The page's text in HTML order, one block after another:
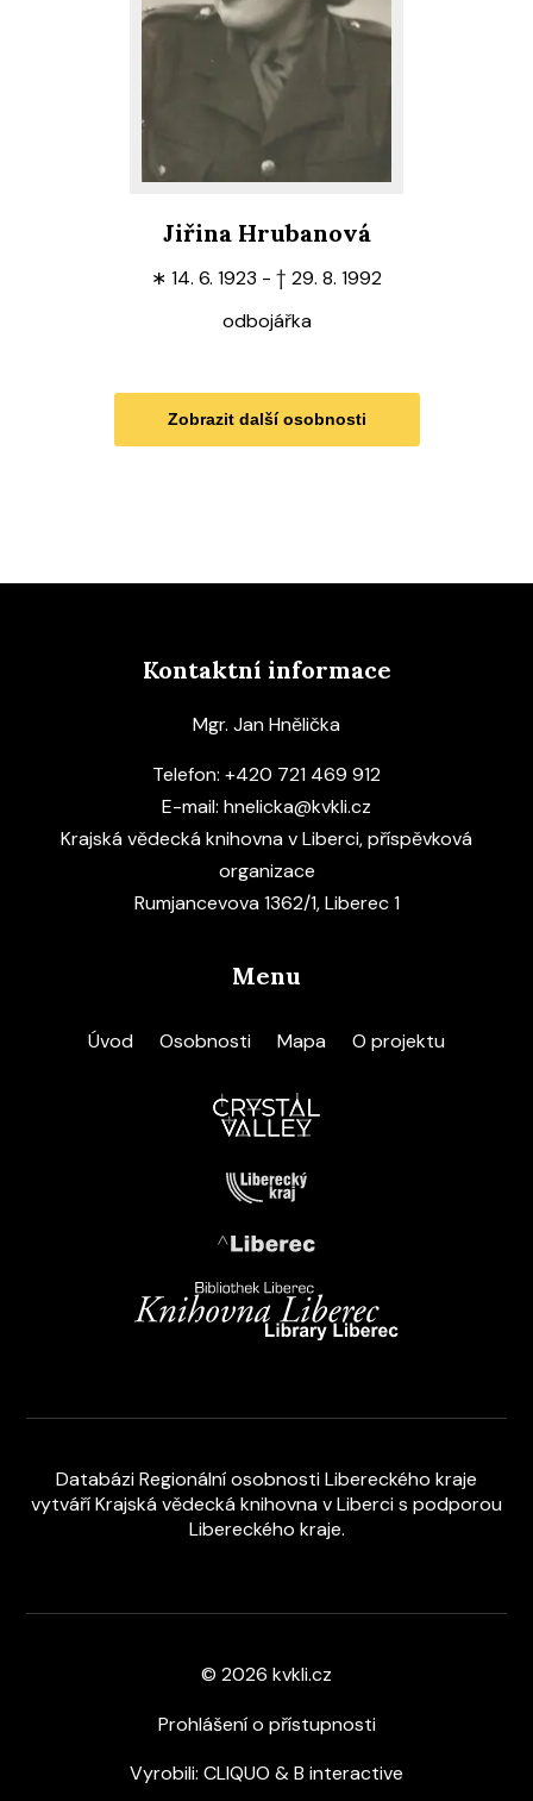
Jiřina Hrubanová
∗ 14. 6. 1923 - † 29. 8. 1992
odbojářka
Zobrazit další osobnosti
Kontaktní informace
Mgr. Jan Hnělička
Telefon: +420 721 469 912
E-mail: hnelicka@kvkli.cz
Krajská vědecká knihovna v Liberci, příspěvková
organizace
Rumjancevova 1362/1, Liberec 1
Menu
Úvod Osobnosti Mapa O projektu
Databázi Regionální osobnosti Libereckého kraje
vytváříKrajská vědecká knihovna v Liberci s podporou
Libereckého kraje.
© 2026 kvkli.cz
Prohlášení o přístupnosti
Vyrobili: CLIQUO &B interactive